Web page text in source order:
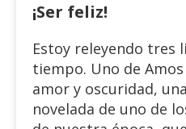
¡Ser feliz!
Estoy releyendo tres
tiempo. Uno de
amor y oscuridad,
novelada de uno de